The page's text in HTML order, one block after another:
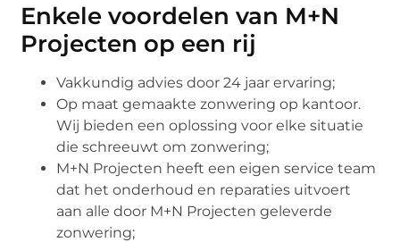
Enkele voordelen van M+N
Projecten op een rij
Vakkundig advies door 24 jaar ervaring;
Op maat gemaakte zonwering op kantoor.
Wij bieden een oplossing voor elke situatie
die schreeuwt om zonwering;
M+N Projecten heeft een eigen service team
dat het onderhoud en reparaties uitvoert
aan alle door M+N Projecten geleverde
zonwering;